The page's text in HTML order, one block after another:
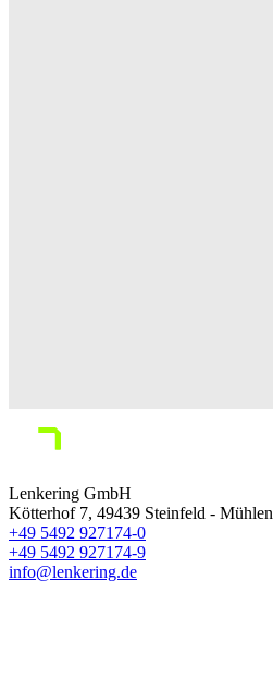
Lenkering GmbH
Kötterhof 7, 49439 Steinfeld - Mühlen
+49 5492 927174-0
+49 5492 927174-9
info@lenkering.de